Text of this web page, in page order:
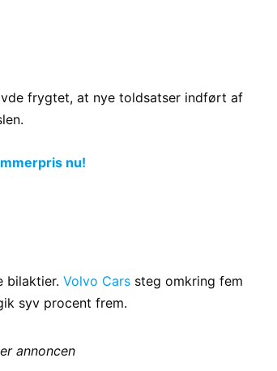
frygtet, at nye toldsatser indført af
nu!
bilaktier. Volvo Cars steg omkring fem
syv procent frem.
annoncen